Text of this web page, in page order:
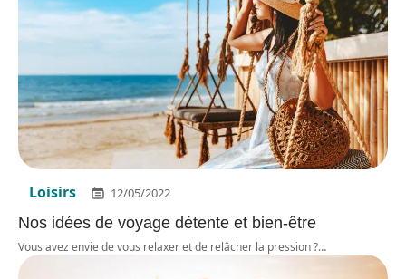
Loisirs 12/05/2022
Nos idées de voyage détente et bien-être
Vous avez envie de vous relaxer et de relâcher la pression ?…